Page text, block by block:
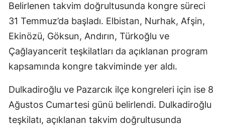
Belirlenen takvim doğrultusunda kongre süreci
31 Temmuz’da başladı. Elbistan, Nurhak, Afşin,
Ekinözü, Göksun, Andırın, Türkoğlu ve
Çağlayancerit teşkilatları da açıklanan program
kapsamında kongre takviminde yer aldı.
Dulkadiroğlu ve Pazarcık ilçe kongreleri için ise 8
Ağustos Cumartesi günü belirlendi. Dulkadiroğlu
teşkilatı, açıklanan takvim doğrultusunda